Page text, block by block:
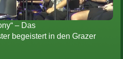
– Das
begeistert in den Grazer